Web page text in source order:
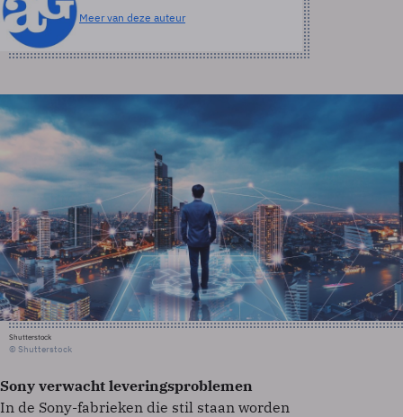
Meer van deze auteur
Shutterstock
© Shutterstock
Sony verwacht leveringsproblemen
In de Sony-fabrieken die stil staan worden